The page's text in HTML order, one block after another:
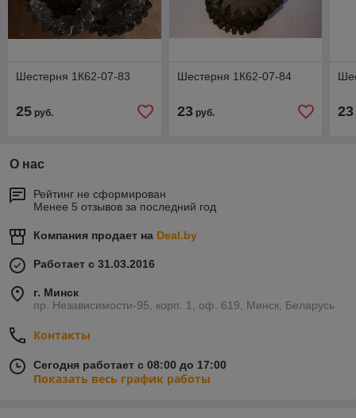
Шестерня 1К62-07-83
25 руб.
Шестерня 1К62-07-84
23руб. 23
О нас
Рейтинг не сформирован
Менее 5 отзывов за последний год
Компания продает на Deal.by
Работает с 31.03.2016
г. Минск
пр. Независимости-95, корп. 1, оф. 619, Минск, Беларусь
Контакты
Сегодня работает с 08:00 до 17:00
Показать весь график работы